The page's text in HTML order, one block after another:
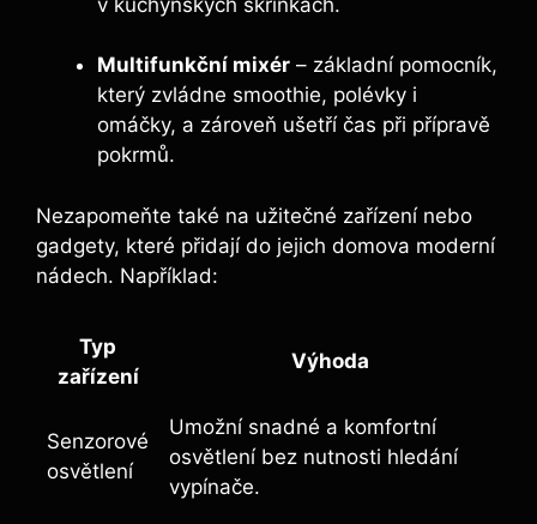
Multifunkční mixér – základní pomocník,
který zvládne smoothie, polévky i
omáčky, a zároveň ušetří čas při přípravě
pokrmů.
Nezapomeňte také na užitečné zařízení nebo
gadgety, které přidají do jejich domova moderní
nádech. Například:
Typ
zařízení
Výhoda
Senzorové
osvětlení
Umožní snadné a komfortní
osvětlení bez nutnosti hledání
vypínače.